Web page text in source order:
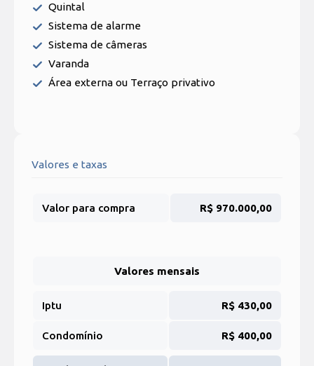
Quintal
Sistema de alarme
Sistema de câmeras
Varanda
Área externa ou Terraço privativo
Valores e taxas
Valor para compra R$ 970.000,00
Valores mensais
Iptu R$ 430,00
Condomínio R$ 400,00